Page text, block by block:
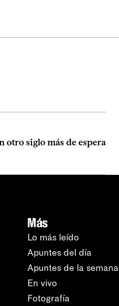
otro siglo más de espera
Más
Lo más leído
Apuntes del día
Apuntes de la semana
En vivo
Fotografía